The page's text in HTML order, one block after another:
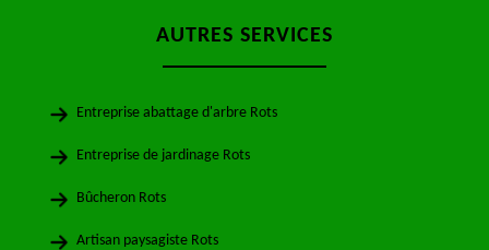
AUTRES SERVICES
Entreprise abattage d'arbre Rots
Entreprise de jardinage Rots
Bûcheron Rots
Artisan paysagiste Rots